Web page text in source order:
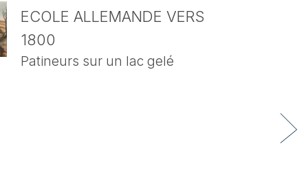
ECOLE ALLEMANDE VERS
1800
Patineurs sur un lac gelé